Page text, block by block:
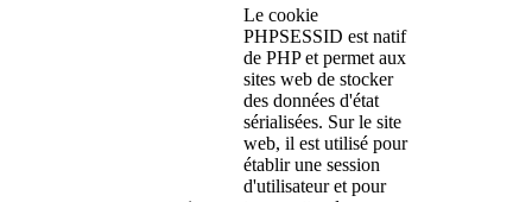
Le cookie
PHPSESSID est natif
de PHP et permet aux
sites web de stocker
des données d'état
sérialisées. Sur le site
web, il est utilisé pour
établir une session
d'utilisateur et pour